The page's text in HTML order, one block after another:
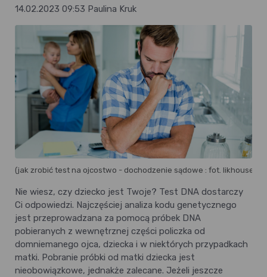
14.02.2023 09:53 Paulina Kruk
(jak zrobić test na ojcostwo - dochodzenie sądowe : fot. likhouse.co)
Nie wiesz, czy dziecko jest Twoje? Test DNA dostarczy
Ci odpowiedzi. Najczęściej analiza kodu genetycznego
jest przeprowadzana za pomocą próbek DNA
pobieranych z wewnętrznej części policzka od
domniemanego ojca, dziecka i w niektórych przypadkach
matki. Pobranie próbki od matki dziecka jest
nieobowiązkowe, jednakże zalecane. Jeżeli jeszcze